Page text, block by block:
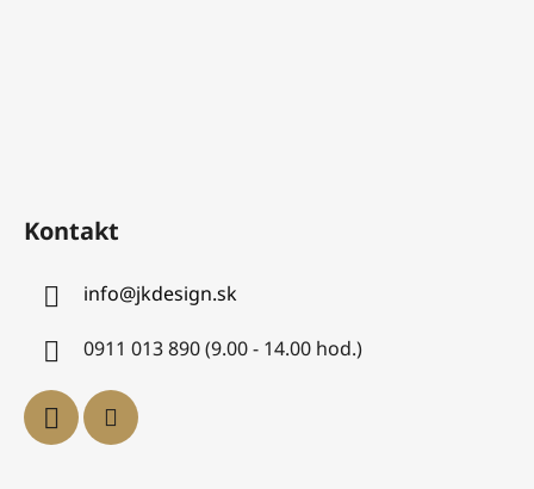
Kontakt
info@jkdesign.sk
0911 013 890 (9.00 - 14.00 hod.)